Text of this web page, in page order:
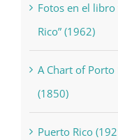
Fotos en el
Rico” (1962)
A Chart of Porto
(1850)
Puerto Rico